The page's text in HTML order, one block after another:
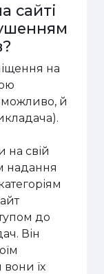
сайті
на
можливо, й
на свій
надання
до
Він
їх